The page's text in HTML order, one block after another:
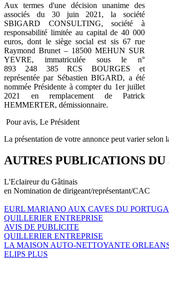
Aux termes d'une décision unanime des
associés du 30 juin 2021, la société
SBIGARD CONSULTING, société à
responsabilité limitée au capital de 40 000
euros, dont le siège social est sis 67 rue
Raymond Brunet – 18500 MEHUN SUR
YEVRE, immatriculée sous le n°
893 248 385 RCS BOURGES et
représentée par Sébastien BIGARD, a été
nommée Présidente à compter du 1er juillet
2021 en remplacement de Patrick
HEMMERTER, démissionnaire.
Pour avis, Le Président
La présentation de votre annonce peut varier selon
AUTRES PUBLICATIONS
L'Eclaireur du Gâtinais
en Nomination de dirigeant/représentant/CAC
EURL MARIANO AUX CAVES DU
QUILLERIER ENTREPRISE
AVIS DE PUBLICITE
QUILLERIER ENTREPRISE
LA MAISON AUTO-NETTOYANTE
ELIPS PLUS